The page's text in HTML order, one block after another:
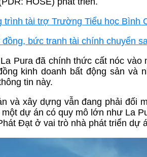
trình tài trợ Trường Tiểu học Bình
bức tranh tài chính chuyển
La Pura đã chính thức cất nóc
kinh doanh bất động sản
tin này.
và xây dựng vẫn đang phải đối
dự án có quy mô lớn như La
Đạt ở vai trò nhà phát triển dự